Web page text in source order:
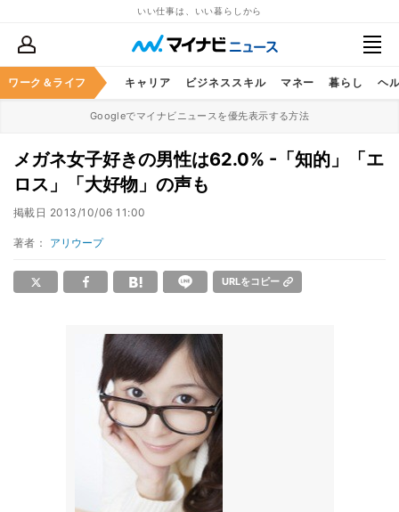
いい仕事は、いい暮らしから
ワーク＆ライフ キャリア ビジネススキル マネー 暮らし ヘ
Googleでマイナビニュースを優先表示する方法
メガネ女子好きの男性は62.0% -「知的」「エ
ロス」「大好物」の声も
掲載日 2013/10/06 11:00
著者： アリウープ
URLをコピー